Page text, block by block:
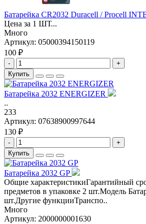
Батарейка CR2032 Duracell / Procell
Цена за 1 ШТ...
Много
Артикул: 05000394150119
100 ₽
-
+
Купить
Батарейка 2032 ENERGIZER
..
233
Артикул: 07638900997644
130 ₽
-
+
Купить
Батарейка 2032 GP
Общие характеристикиГарантийный
предметов в упаковке 2 шт.Модель
шт.Другие функцииТранспо..
Много
Артикул: 2000000001630